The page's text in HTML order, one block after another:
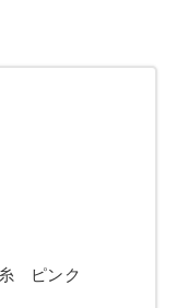
ピンク